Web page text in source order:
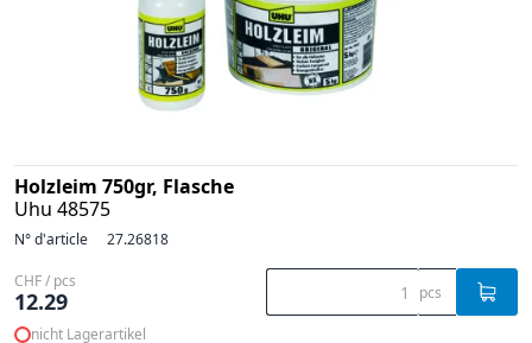
Holzleim 750gr, Flasche
Uhu 48575
N° d'article 27.26818
CHF / pcs
12.29 pcs
nicht Lagerartikel